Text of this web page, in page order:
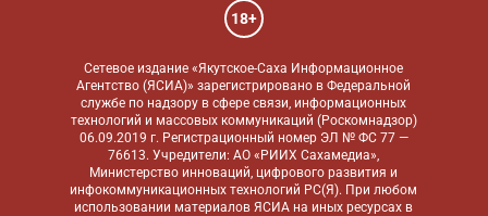
18+
Сетевое издание «Якутское-Саха Информационное
Агентство (ЯСИА)» зарегистрировано в Федеральной
службе по надзору в сфере связи, информационных
технологий и массовых коммуникаций (Роскомнадзор)
06.09.2019 г. Регистрационный номер ЭЛ № ФС 77 —
76613. Учредители: АО «РИИХ Сахамедиа»,
Министерство инноваций, цифрового развития и
инфокоммуникационных технологий РС(Я). При любом
использовании материалов ЯСИА на иных ресурсах в